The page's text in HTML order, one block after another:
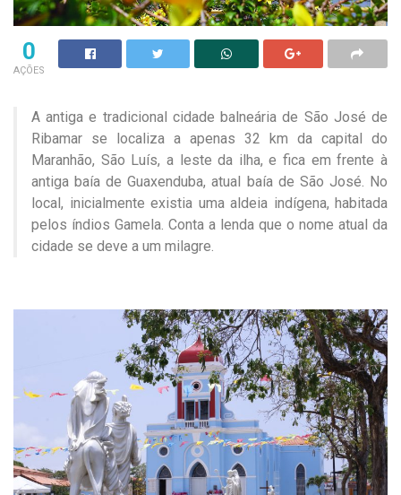
0
AÇÕES
A antiga e tradicional cidade balneária de São José de
Ribamar se localiza a apenas 32 km da capital do
Maranhão, São Luís, a leste da ilha, e fica em frente à
antiga baía de Guaxenduba, atual baía de São José. No
local, inicialmente existia uma aldeia indígena, habitada
pelos índios Gamela. Conta a lenda que o nome atual da
cidade se deve a um milagre.